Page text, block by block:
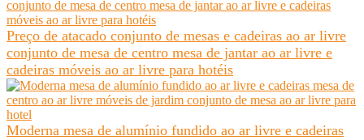
Preço de atacado conjunto de mesas e cadeiras ao ar livre
conjunto de mesa de centro mesa de jantar ao ar livre e
cadeiras móveis ao ar livre para hotéis
Moderna mesa de alumínio fundido ao ar livre e cadeiras